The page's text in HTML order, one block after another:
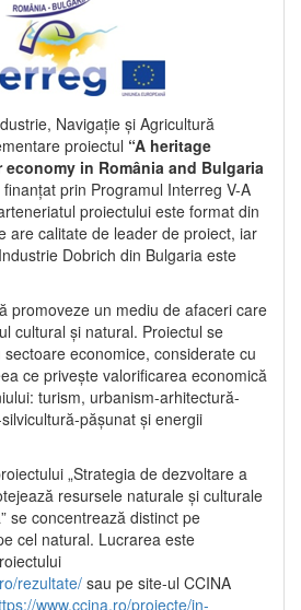
Navigație și Agricultură
proiectul “A heritage
in România and Bulgaria
finanțat prin Programul Interreg V-A
proiectului este format din
are calitate de leader de proiect, iar
Dobrich din Bulgaria este
promoveze un mediu de afaceri care
cultural și natural. Proiectul se
economice, considerate cu
ce privește valorificarea economică
turism, urbanism-arhitectură-
pășunat și energii
„Strategia de dezvoltare a
resursele naturale și culturale
se concentrează distinct pe
cel natural. Lucrarea este
rezultate/ sau pe site-ul CCINA
www.ccina.ro/proiecte/in-